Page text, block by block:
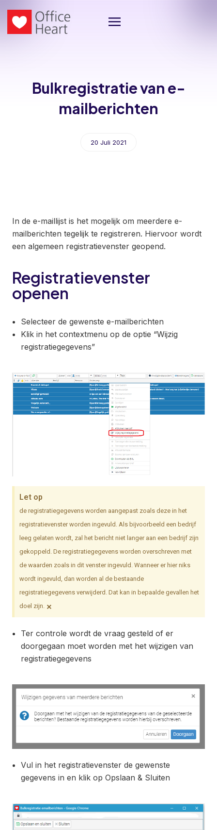
Bulkregistratie van e-
mailberichten
20 Juli 2021
In de e-maillijst is het mogelijk om meerdere e-
mailberichten tegelijk te registreren. Hiervoor wordt
een algemeen registratievenster geopend.
Registratievenster
openen
Selecteer de gewenste e-mailberichten
Klik in het contextmenu op de optie “Wijzig
registratiegegevens”
Let op
de registratiegegevens worden aangepast zoals deze in het
registratievenster worden ingevuld. Als bijvoorbeeld een bedrijf
leeg gelaten wordt, zal het bericht niet langer aan een bedrijf zijn
gekoppeld. De registratiegegevens worden overschreven met
de waarden zoals in dit venster ingevuld. Wanneer er hier niks
wordt ingevuld, dan worden al de bestaande
registratiegegevens verwijderd. Dat kan in bepaalde gevallen het
doel zijn. ×
Ter controle wordt de vraag gesteld of er
doorgegaan moet worden met het wijzigen van
registratiegegevens
Vul in het registratievenster de gewenste
gegevens in en klik op Opslaan & Sluiten